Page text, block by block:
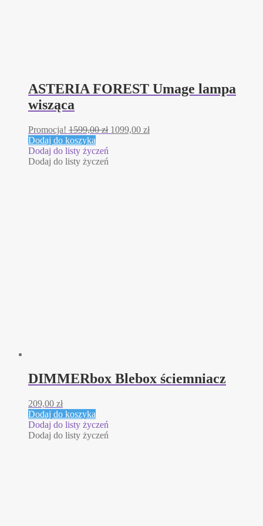
ASTERIA FOREST Umage lampa
wisząca
Promocja! 1599,00zł Pierwotna
1099,00 złAktualna
Dodaj do koszyka
Dodaj do listy życzeń
Dodaj do listy życzeń
DIMMERbox Blebox ściemniacz
209,00 zł
Dodaj do koszyka
Dodaj do listy życzeń
Dodaj do listy życzeń